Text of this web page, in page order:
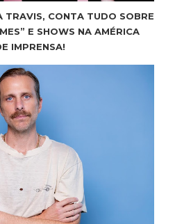
TRAVIS, CONTA TUDO SOBRE
E SHOWS NA AMÉRICA
IMPRENSA!